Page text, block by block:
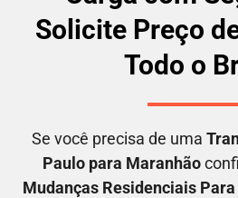
Solicite Preço
Todo o
Se você precisa de uma
Paulo para Maranhão
Mudanças Residenciais